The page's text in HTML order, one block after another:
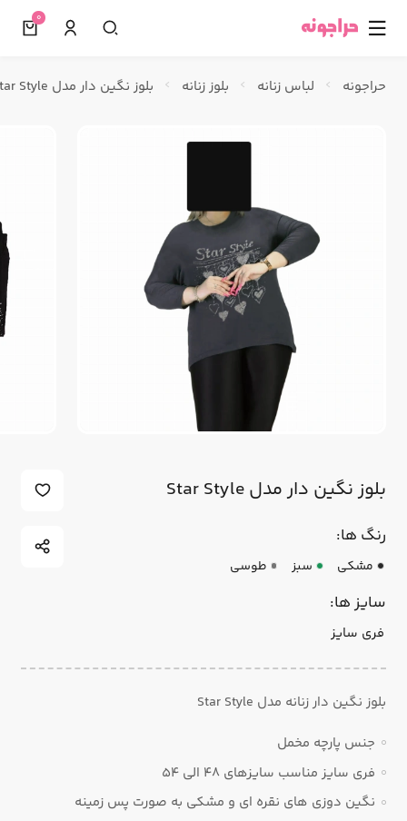
☰
0
حراجونه لباس زنانه بلوز زنانه بلوز نگین دار مدل Star Style
بلوز نگین دار مدل Star Style
رنگ ها:
مشکی سبز طوسی
سایز ها:
فری سایز
بلوز نگین دار زنانه مدل Star Style
جنس پارچه مخمل
فری سایز مناسب سایزهای 48 الی 54
نگین دوزی های نقره ای و مشکی به صورت پس زمینه